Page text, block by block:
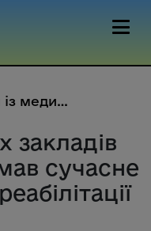
Один із медичних закладів Зака...
закладів
сучасне